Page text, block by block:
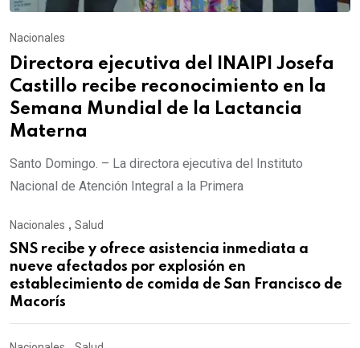
Nacionales
Directora ejecutiva del INAIPI Josefa
Castillo recibe reconocimiento en la
Semana Mundial de la Lactancia
Materna
Santo Domingo. – La directora ejecutiva del Instituto
Nacional de Atención Integral a la Primera
Nacionales , Salud
SNS recibe y ofrece asistencia inmediata a
nueve afectados por explosión en
establecimiento de comida de San Francisco de
Macorís